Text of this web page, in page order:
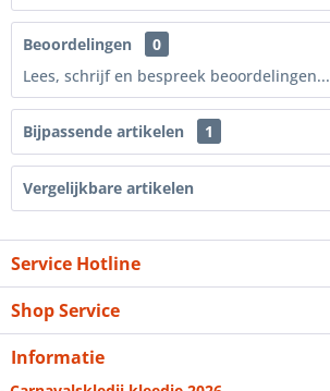
Beoordelingen
0
Lees, schrijf en bespreek beoordelingen...
Bijpassende artikelen 1
Vergelijkbare artikelen
Service Hotline
Shop Service
Informatie